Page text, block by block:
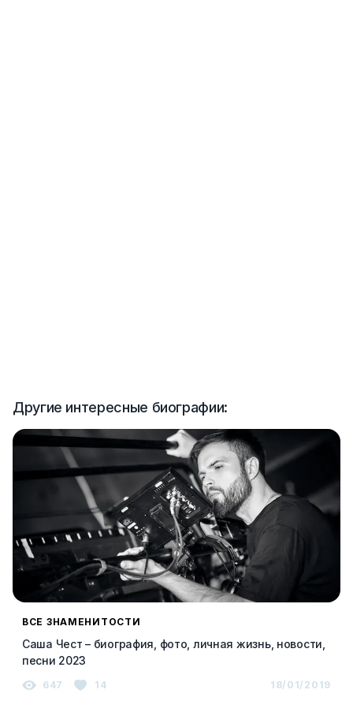
Другие интересные биографии:
ВСЕ ЗНАМЕНИТОСТИ
Саша Чест – биография, фото, личная жизнь, новости,
песни 2023
647 14 18/01/2019